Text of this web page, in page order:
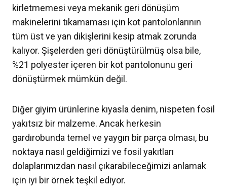
kirletmemesi veya mekanik geri dönüşüm
makinelerini tıkamaması için kot pantolonlarının
tüm üst ve yan dikişlerini kesip atmak zorunda
kalıyor. Şişelerden geri dönüştürülmüş olsa bile,
%21 polyester içeren bir kot pantolonunu geri
dönüştürmek mümkün değil.
Diğer giyim ürünlerine kıyasla denim, nispeten fosil
yakıtsız bir malzeme. Ancak herkesin
gardırobunda temel ve yaygın bir parça olması, bu
noktaya nasıl geldiğimizi ve fosil yakıtları
dolaplarımızdan nasıl çıkarabileceğimizi anlamak
için iyi bir örnek teşkil ediyor.